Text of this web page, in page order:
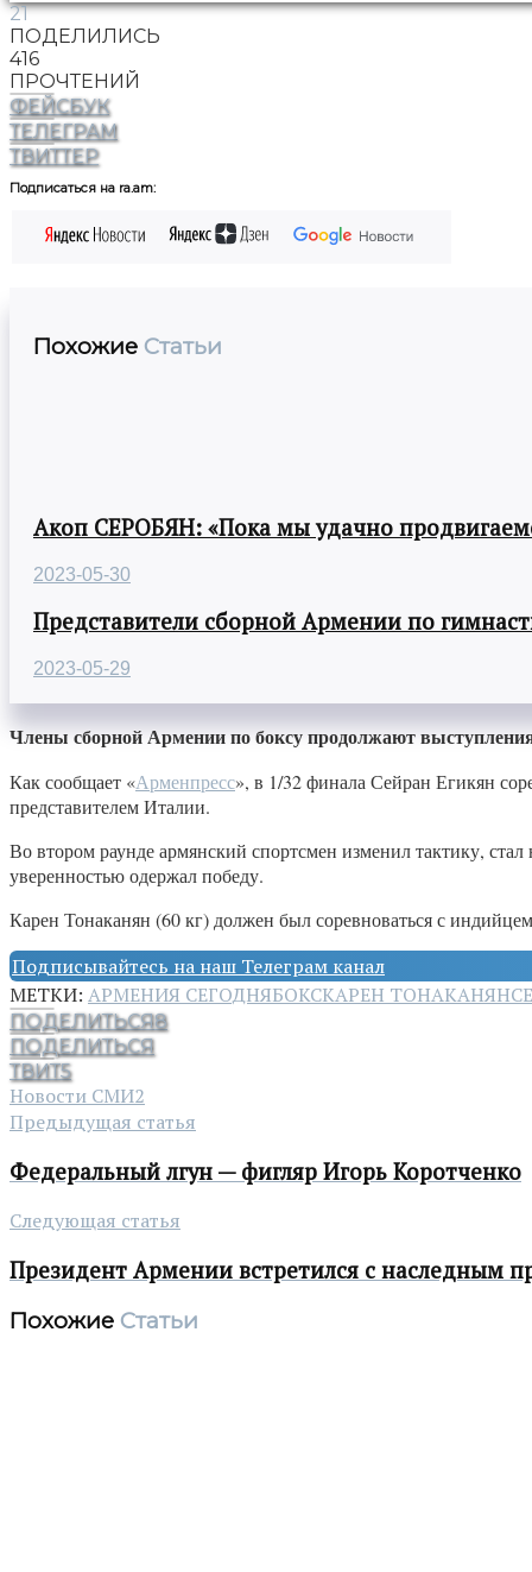
21
ПОДЕЛИЛИСЬ
416
ПРОЧТЕНИЙ
ФЕЙСБУК
ТЕЛЕГРАМ
ТВИТТЕР
Подписаться на ra.am:
Похожие Статьи
Акоп СЕРОБЯН: «Пока мы удачно
2023-05-30
Представители сборной Армении по
2023-05-29
Члены сборной Армении по боксу продолжают
Как сообщает «Арменпресс», в 1/32 финала Сейран Егикян
представителем Италии.
Во втором раунде армянский спортсмен изменил тактику,
уверенностью одержал победу.
Карен Тонаканян (60 кг) должен был соревноваться с
Подписывайтесь на наш Телеграм канал
МЕТКИ: АРМЕНИЯ СЕГОДНЯБОКСКАРЕН ТОНАКАНЯН
ПОДЕЛИТЬСЯ8
ПОДЕЛИТЬСЯ
ТВИТ5
Новости СМИ2
Предыдущая статья
Федеральный лгун — фигляр Игорь Коротченко
Следующая статья
Президент Армении встретился с
Похожие Статьи